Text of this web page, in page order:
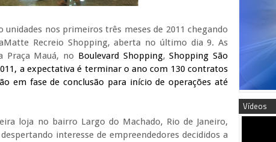
nos primeiros três meses de 2011 chegando
Recreio Shopping, aberta no último dia 9. As
Praça Mauá, no Boulevard Shopping,Shopping São
a expectativa é terminar o ano com 130 contratos
em fase de conclusão para início de operações até
loja no bairro Largo do Machado, Rio de Janeiro,
interesse de empreendedores decididos a
Vídeos